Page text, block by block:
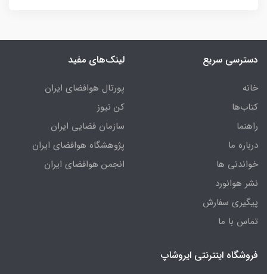
دسترسی سریع
خانه
کتاب‌ها
راهنما
درباره ما
خواندنی ها
نشر هوانورد
پیگیری سفارش
تماس با ما
لینک‌های مفید
پورتال هوافضای ایران
کن نیوز
سازمان فضایی ایران
پژوهشگاه هوافضای ایران
انجمن هوافضای ایران
فروشگاه اینترنتی ایروشاپ